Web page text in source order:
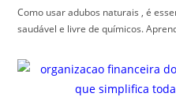
Como usar adubos naturais , é
saudável e livre de químicos.